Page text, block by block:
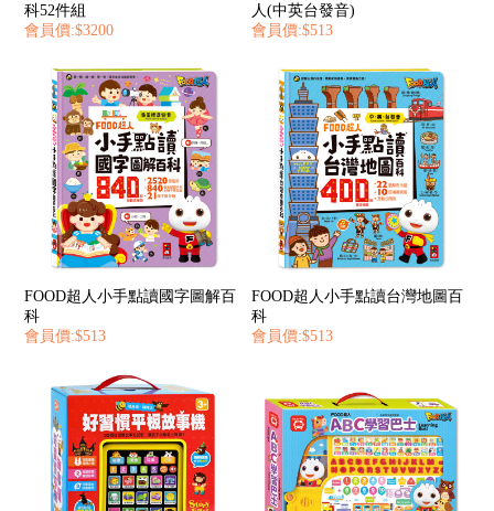
科52件組
會員價:$3200
人(中英台發音)
會員價:$513
FOOD超人小手點讀國字圖解百
科
會員價:$513
FOOD超人小手點讀台灣地圖百
科
會員價:$513